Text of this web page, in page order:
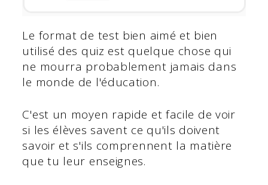
Le format de test bien aimé et bien
utilisé des quiz est quelque chose qui
ne mourra probablement jamais dans
le monde de l'éducation.
C'est un moyen rapide et facile de voir
si les élèves savent ce qu'ils doivent
savoir et s'ils comprennent la matière
que tu leur enseignes.